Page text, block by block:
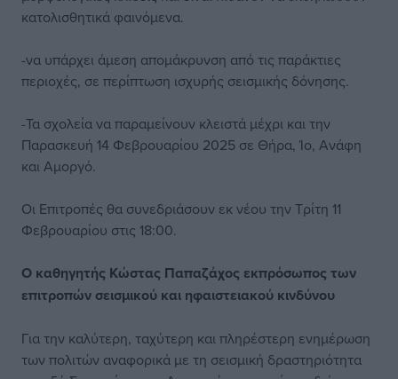
κατολισθητικά φαινόμενα.
-να υπάρχει άμεση απομάκρυνση από τις παράκτιες
περιοχές, σε περίπτωση ισχυρής σεισμικής δόνησης.
-Τα σχολεία να παραμείνουν κλειστά μέχρι και την
Παρασκευή 14 Φεβρουαρίου 2025 σε Θήρα, Ίο, Ανάφη
και Αμοργό.
Οι Επιτροπές θα συνεδριάσουν εκ νέου την Τρίτη 11
Φεβρουαρίου στις 18:00.
Ο καθηγητής Κώστας Παπαζάχος εκπρόσωπος των
επιτροπών σεισμικού και ηφαιστειακού κινδύνου
Για την καλύτερη, ταχύτερη και πληρέστερη ενημέρωση
των πολιτών αναφορικά με τη σεισμική δραστηριότητα